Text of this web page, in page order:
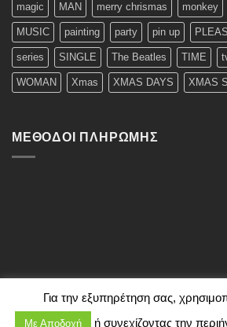
magic MAN merry chrismas monkey
MUSIC painting party pin up
series SINGLE The Beatles TIME
WOMAN Xmas XMAS DAYS XMAS
ΜΈΘΟΔΟΙ ΠΛΗΡΩΜΉΣ
Για την εξυπηρέτηση σας,
Με Αποδοχή ή συνεχίζοντας την